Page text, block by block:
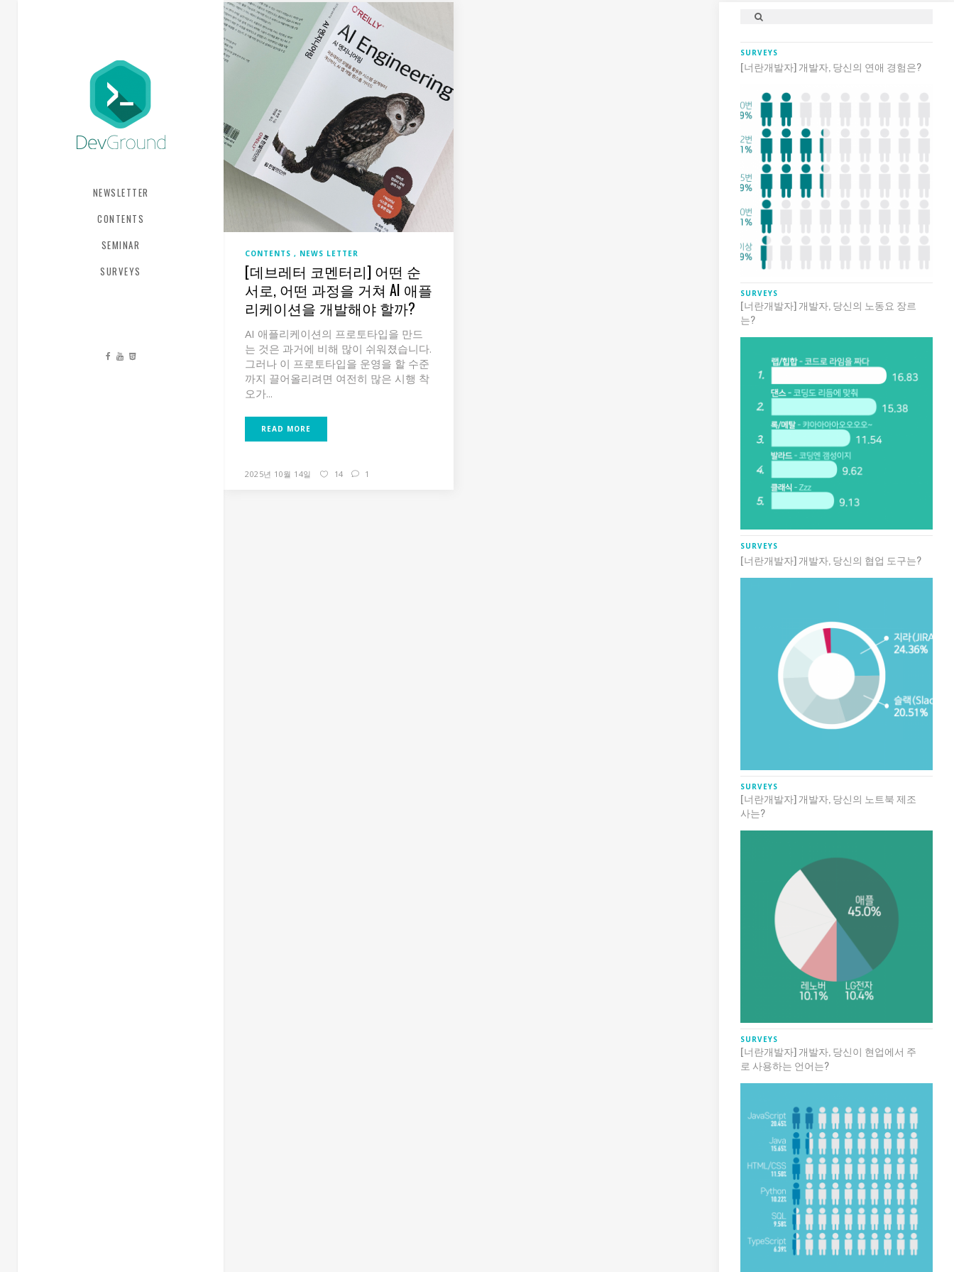
NEWSLETTER
CONTENTS
SEMINAR
SURVEYS
CONTENTS NEWS LETTER
[데브레터 코멘터리] 어떤 순
서로, 어떤 과정을 거쳐 AI 애플
리케이션을 개발해야 할까?
AI 애플리케이션의 프로토타입을 만드
는 것은 과거에 비해 많이 쉬워졌습니다.
그러나 이 프로토타입을 운영을 할 수준
까지 끌어올리려면 여전히 많은 시행 착
오가...
READ MORE
2025년 10월 14일 14 1
SURVEYS
[너란개발자] 개발자, 당신의 연애 경험은?
SURVEYS
[너란개발자] 개발자, 당신의 노동요 장르
는?
SURVEYS
[너란개발자] 개발자, 당신의 협업 도구는?
SURVEYS
[너란개발자] 개발자, 당신의 노트북 제조
사는?
SURVEYS
[너란개발자] 개발자, 당신이 현업에서 주
로 사용하는 언어는?